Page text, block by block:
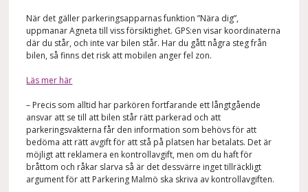
När det gäller parkeringsapparnas funktion ”Nära dig”,
uppmanar Agneta till viss försiktighet. GPS:en visar koordinaterna
där du står, och inte var bilen står. Har du gått några steg från
bilen, så finns det risk att mobilen anger fel zon.
Läs mer här
– Precis som alltid har parkören fortfarande ett långtgående
ansvar att se till att bilen står rätt parkerad och att
parkeringsvakterna får den information som behövs för att
bedöma att rätt avgift för att stå på platsen har betalats. Det är
möjligt att reklamera en kontrollavgift, men om du haft för
bråttom och råkar slarva så är det dessvärre inget tillräckligt
argument för att Parkering Malmö ska skriva av kontrollavgiften.